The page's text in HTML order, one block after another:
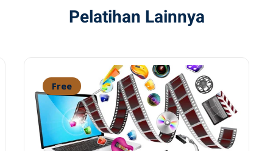
Pelatihan Lainnya
Free